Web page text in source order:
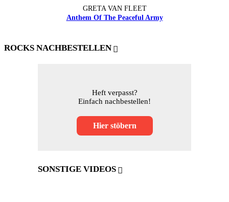
GRETA VAN FLEET
Anthem Of The Peaceful Army
ROCKS NACHBESTELLEN
Heft verpasst?
Einfach nachbestellen!
Hier stöbern
SONSTIGE VIDEOS